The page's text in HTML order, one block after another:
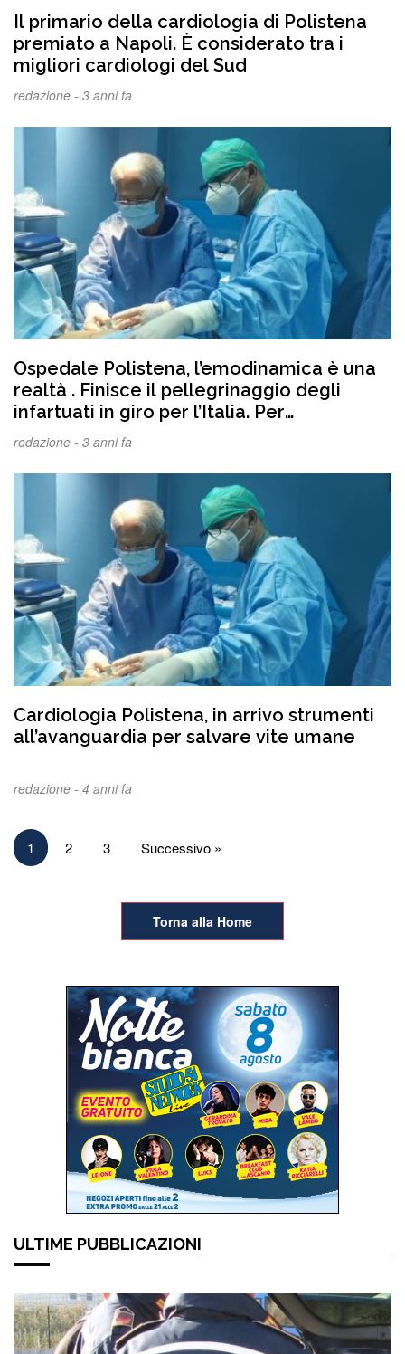
Il primario della cardiologia di Polistena
premiato a Napoli. È considerato tra i
migliori cardiologi del Sud
redazione - 3 anni fa
Ospedale Polistena, l’emodinamica è una
realtà . Finisce il pellegrinaggio degli
infartuati in giro per l’Italia. Per
raggiungere questo risultato sono finiti a
di Approdo Luigi Longo
redazione - 3 anni fa
Cardiologia Polistena, in arrivo strumenti
all’avanguardia per salvare vite umane
redazione - 4 anni fa
Paginazione
1 2 3 Successivo »
Torna alla Home
ULTIME PUBBLICAZIONI